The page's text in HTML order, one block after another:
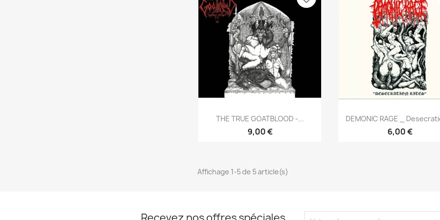
Aperçu rapide
THE TRUE GOATBLOOD -...
9,00 €
 Aperçu rapide
DEMONIC RAGE _
6,00 €
Affichage 1-5 de 5 article(s)